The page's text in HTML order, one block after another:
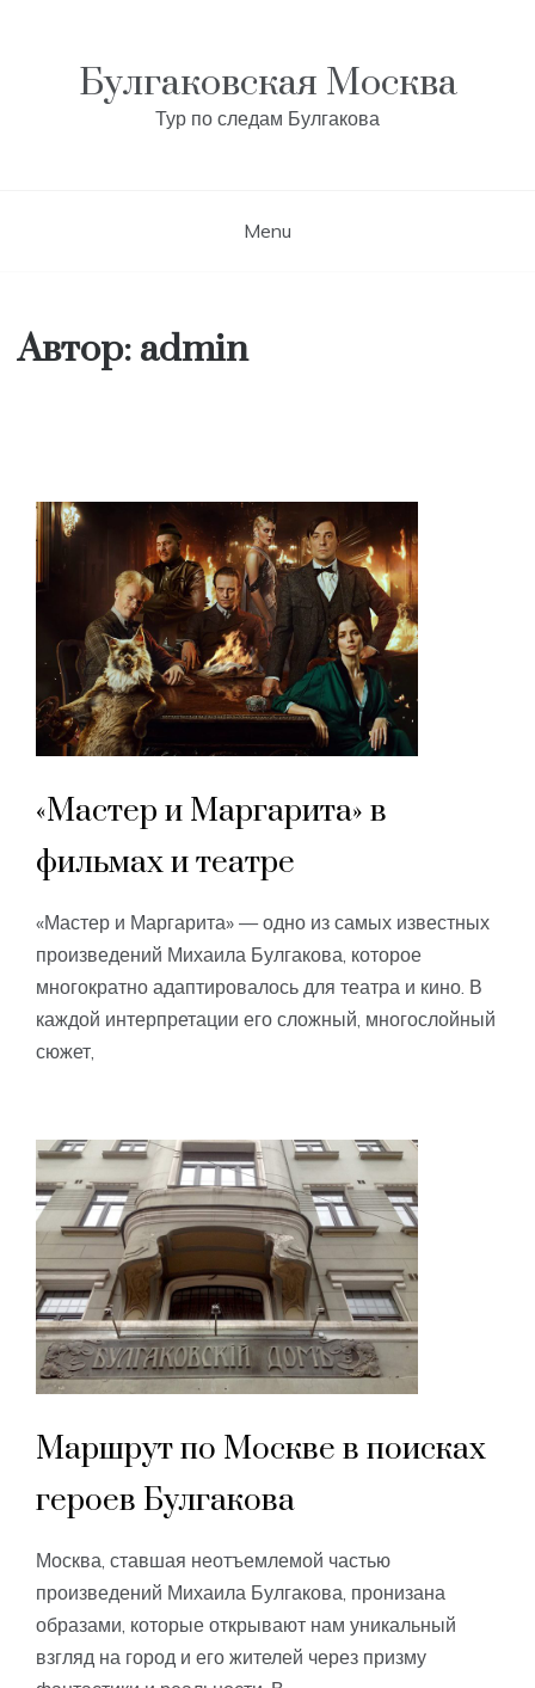
Булгаковская Москва
Тур по следам Булгакова
Menu
Автор: admin
«Мастер и Маргарита» в
фильмах и театре
«Мастер и Маргарита» — одно из самых известных
произведений Михаила Булгакова, которое
многократно адаптировалось для театра и кино. В
каждой интерпретации его сложный, многослойный
сюжет,
Маршрут по Москве в поисках
героев Булгакова
Москва, ставшая неотъемлемой частью
произведений Михаила Булгакова, пронизана
образами, которые открывают нам уникальный
взгляд на город и его жителей через призму